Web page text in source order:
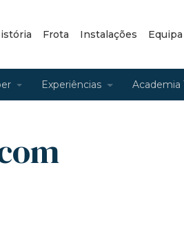
Frota Instalações Equipa
Experiências Academia